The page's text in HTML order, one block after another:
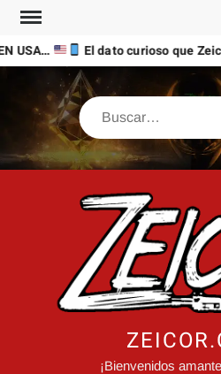
Saltar
contenido
USA… El dato curioso que
Buscar
¡Bienvenidos